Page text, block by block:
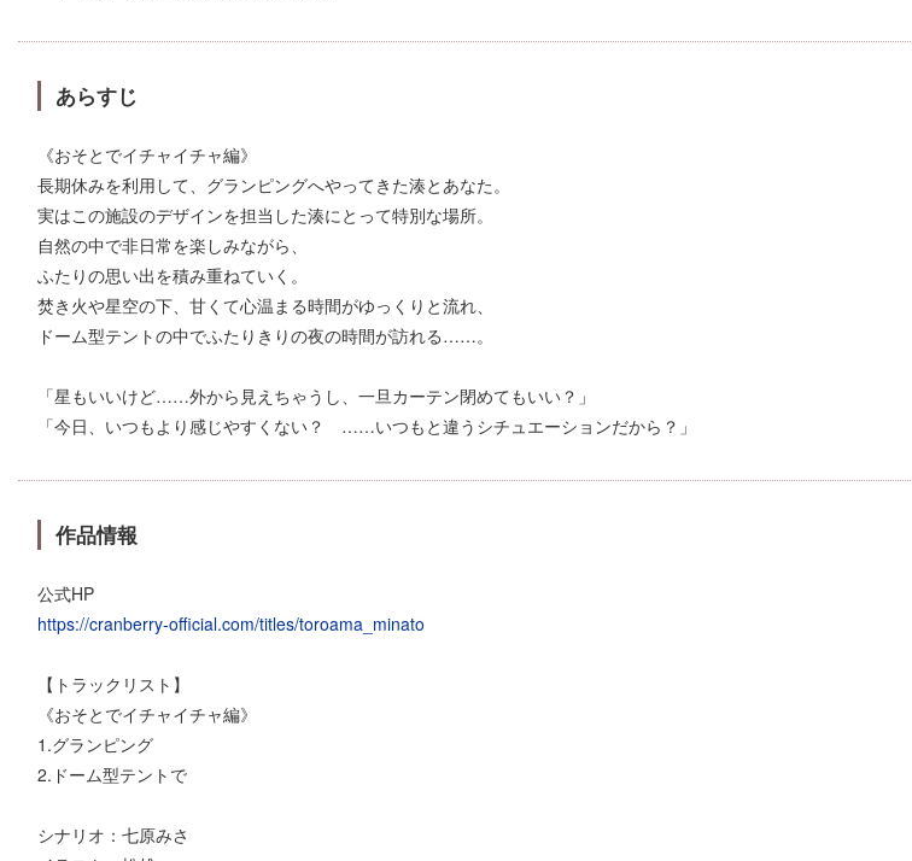
あらすじ
《おそとでイチャイチャ編》
長期休みを利用して、グランピングへやってきた湊とあなた。
実はこの施設のデザインを担当した湊にとって特別な場所。
自然の中で非日常を楽しみながら、
ふたりの思い出を積み重ねていく。
焚き火や星空の下、甘くて心温まる時間がゆっくりと流れ、
ドーム型テントの中でふたりきりの夜の時間が訪れる……。
「星もいいけど……外から見えちゃうし、一旦カーテン閉めてもいい？」
「今日、いつもより感じやすくない？ ……いつもと違うシチュエーションだから？」
作品情報
公式HP
https://cranberry-official.com/titles/toroama_minato
【トラックリスト】
《おそとでイチャイチャ編》
1.グランピング
2.ドーム型テントで
シナリオ：七原みさ